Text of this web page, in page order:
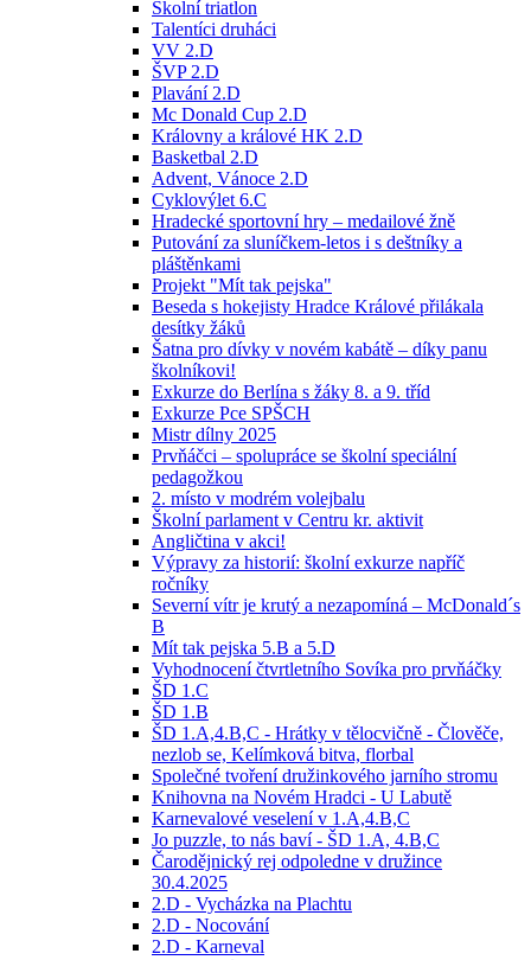
Školní triatlon
Talentíci druháci
VV 2.D
ŠVP 2.D
Plavání 2.D
Mc Donald Cup 2.D
Královny a králové HK 2.D
Basketbal 2.D
Advent, Vánoce 2.D
Cyklovýlet 6.C
Hradecké sportovní hry – medailové žně
Putování za sluníčkem-letos i s deštníky a
pláštěnkami
Projekt "Mít tak pejska"
Beseda s hokejisty Hradce Králové přilákala
desítky žáků
Šatna pro dívky v novém kabátě – díky panu
školníkovi!
Exkurze do Berlína s žáky 8. a 9. tříd
Exkurze Pce SPŠCH
Mistr dílny 2025
Prvňáčci – spolupráce se školní speciální
pedagožkou
2. místo v modrém volejbalu
Školní parlament v Centru kr. aktivit
Angličtina v akci!
Výpravy za historií: školní exkurze napříč
ročníky
Severní vítr je krutý a nezapomíná – McDonald´s
B
Mít tak pejska 5.B a 5.D
Vyhodnocení čtvrtletního Sovíka pro prvňáčky
ŠD 1.C
ŠD 1.B
ŠD 1.A,4.B,C - Hrátky v tělocvičně - Člověče,
nezlob se, Kelímková bitva, florbal
Společné tvoření družinkového jarního stromu
Knihovna na Novém Hradci - U Labutě
Karnevalové veselení v 1.A,4.B,C
Jo puzzle, to nás baví - ŠD 1.A, 4.B,C
Čarodějnický rej odpoledne v družince
30.4.2025
2.D - Vycházka na Plachtu
2.D - Nocování
2.D - Karneval